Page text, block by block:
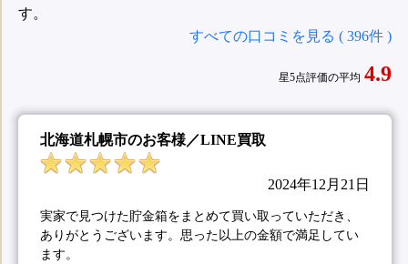
す。
すべての口コミを見る ( 396件 )
星5点評価の平均 4.9
北海道札幌市のお客様／LINE買取
2024年12月21日
実家で見つけた貯金箱をまとめて買い取っていただき、
ありがとうございます。思った以上の金額で満足してい
ます。